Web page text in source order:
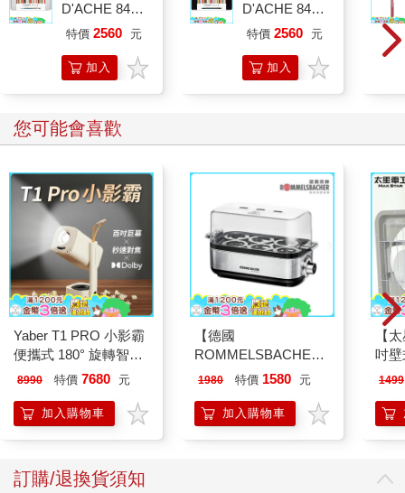
D'ACHE 849
Paul Smith 原
銀
特價 2560 元
加入
購物
D'ACHE 849
Paul Smith 原
黑
特價 2560 元
加入
購物
您可能會喜歡
Yaber T1 PRO 小影霸
便攜式 180° 旋轉智能
投影機
8990 特價 7680 元
加入購物車
【德國
ROMMELSBACHE諾
曼百赫】多功能煮蛋
ER600/ER-600
1980 特價 1580 元
加入購物車
【
吋
機)
1499
訂購/退換貨須知